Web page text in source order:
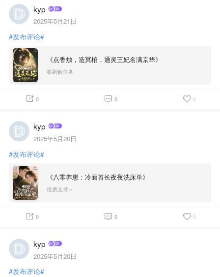
kyp
2025年5月21日
#发布评论#
《点香烛，造冥棺，通灵王妃名满京华》
签到解任务
0 0 0
kyp
2025年5月20日
#发布评论#
《八零养崽：冷面首长夜夜洗床单》
投票支持～
0 0 0
kyp
2025年5月20日
#发布评论#